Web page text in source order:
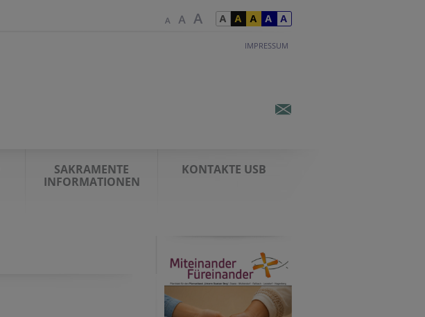
IMPRESSUM
SAKRAMENTE
INFORMATIONEN
KONTAKTE USB